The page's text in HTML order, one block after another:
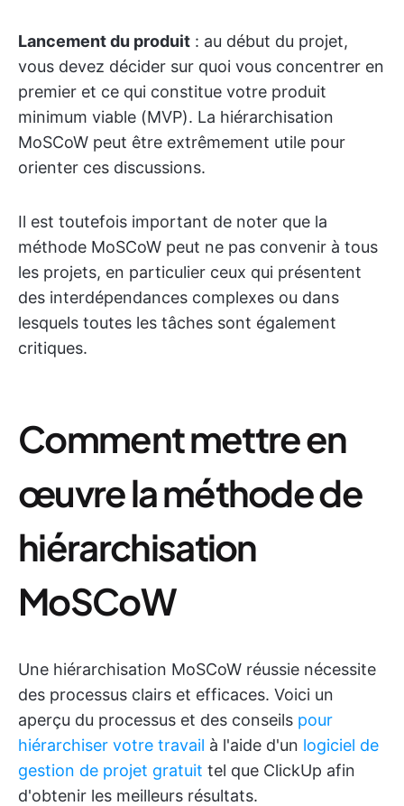
Lancement du produit : au début du projet,
vous devez décider sur quoi vous concentrer en
premier et ce qui constitue votre produit
minimum viable (MVP). La hiérarchisation
MoSCoW peut être extrêmement utile pour
orienter ces discussions.
Il est toutefois important de noter que la
méthode MoSCoW peut ne pas convenir à tous
les projets, en particulier ceux qui présentent
des interdépendances complexes ou dans
lesquels toutes les tâches sont également
critiques.
Comment mettre en
œuvre la méthode de
hiérarchisation
MoSCoW
Une hiérarchisation MoSCoW réussie nécessite
des processus clairs et efficaces. Voici un
aperçu du processus et des conseils pour
hiérarchiser votre travail à l'aide d'un logiciel de
gestion de projet gratuit tel que ClickUp afin
d'obtenir les meilleurs résultats.